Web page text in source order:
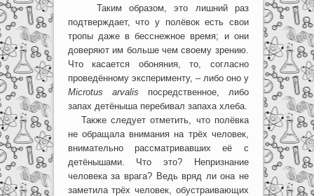
Таким образом, это лишний раз
подтверждает, что у полёвок есть свои
тропы даже в бесснежное время; и они
доверяют им больше чем своему зрению.
Что касается обоняния, то, согласно
проведённому эксперименту, – либо оно у
Microtus arvalis посредственное, либо
запах детёныша перебивал запаха хлеба.
Также следует отметить, что полёвка
не обращала внимания на трёх человек,
внимательно рассматривавших её с
детёнышами. Что это? Непризнание
человека за врага? Ведь вряд ли она не
заметила трёх человек, обустраивающих